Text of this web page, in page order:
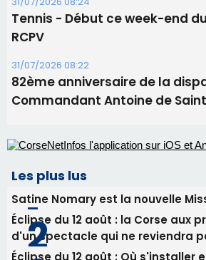
Les plus lus
Satine Nomary est la nouvelle
Éclipse du 12 août : la Corse aux
d'un spectacle qui ne reviendra
profiter pleinement du spectacle
consommation en recul dans les
La gendarmerie alerte les
face à une nouvelle escroquerie
vin